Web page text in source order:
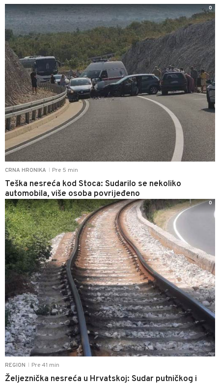
CRNA HRONIKA Pre 5 min
Teška nesreća kod Stoca: Sudarilo se nekoliko
automobila, više osoba povrijeđeno
0
REGION Pre 41 min
Željeznička nesreća u Hrvatskoj: Sudar putničkog i
0